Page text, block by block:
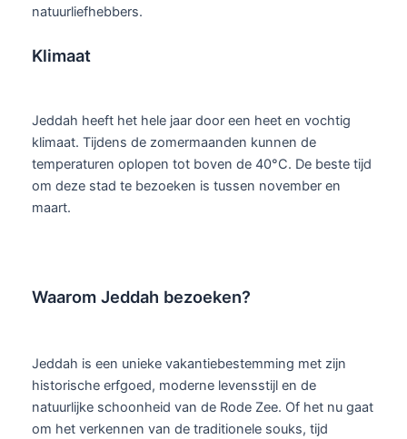
natuurliefhebbers.
Klimaat
Jeddah heeft het hele jaar door een heet en vochtig
klimaat. Tijdens de zomermaanden kunnen de
temperaturen oplopen tot boven de 40°C. De beste tijd
om deze stad te bezoeken is tussen november en
maart.
Waarom Jeddah bezoeken?
Jeddah is een unieke vakantiebestemming met zijn
historische erfgoed, moderne levensstijl en de
natuurlijke schoonheid van de Rode Zee. Of het nu gaat
om het verkennen van de traditionele souks, tijd